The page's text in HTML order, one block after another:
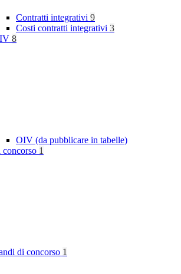
Contratti integrativi 9
Costi contratti integrativi 3
8
OIV (da pubblicare in tabelle)
1
di concorso 1